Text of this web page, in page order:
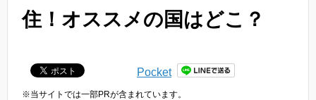
住！オススメの国はどこ？
Pocket
※当サイトでは一部PRが含まれています。